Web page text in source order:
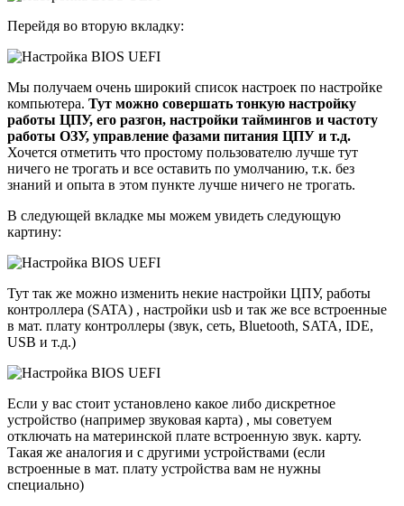
Перейдя во вторую вкладку:
Мы получаем очень широкий список настроек по настройке
компьютера. Тут можно совершать тонкую настройку
работы ЦПУ, его разгон, настройки таймингов и частоту
работы ОЗУ, управление фазами питания ЦПУ и т.д.
Хочется отметить что простому пользователю лучше тут
ничего не трогать и все оставить по умолчанию, т.к. без
знаний и опыта в этом пункте лучше ничего не трогать.
В следующей вкладке мы можем увидеть следующую
картину:
Тут так же можно изменить некие настройки ЦПУ, работы
контроллера (SATA) , настройки usb и так же все встроенные
в мат. плату контроллеры (звук, сеть, Bluetooth, SATA, IDE,
USB и т.д.)
Если у вас стоит установлено какое либо дискретное
устройство (например звуковая карта) , мы советуем
отключать на материнской плате встроенную звук. карту.
Такая же аналогия и с другими устройствами (если
встроенные в мат. плату устройства вам не нужны
специально)